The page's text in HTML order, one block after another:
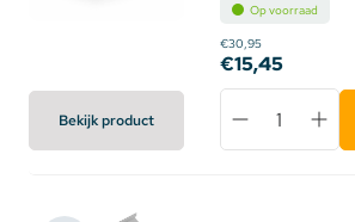
Bekijk product
Op voorraad
€30,95
€15,45